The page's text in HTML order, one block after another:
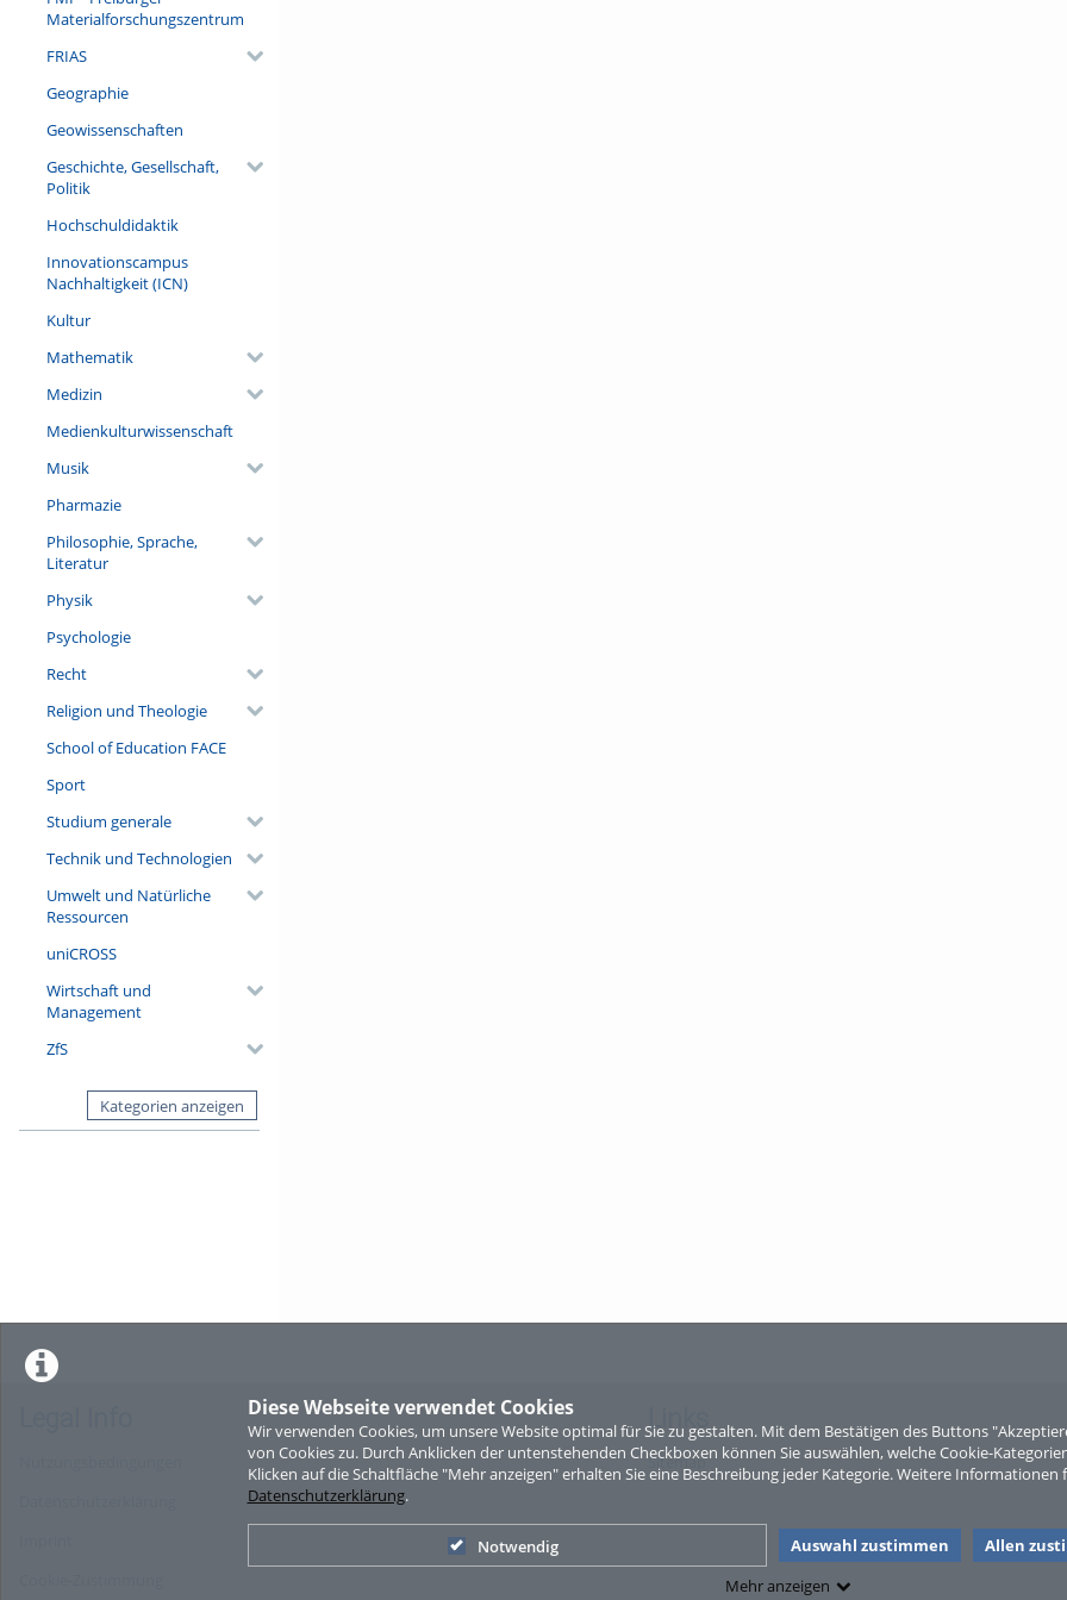
Diese Webseite verwendet Cookies
Wir verwenden Cookies, um unsere Website optimal für Sie zu gestalten. Mit dem Bestätigen des Buttons
von Cookies zu. Durch Anklicken der untenstehenden Checkboxen können Sie auswählen, welche Cookie-
Klicken auf die Schaltfläche "Mehr anzeigen" erhalten Sie eine Beschreibung jeder Kategorie. Weitere Informationen
Datenschutzerklärung.
Notwendig Auswahl zustimmen
Allen
Mehr anzeigen
Materialforschungszentrum
FRIAS
Geographie
Geowissenschaften
Geschichte, Gesellschaft,
Politik
Hochschuldidaktik
Innovationscampus
Nachhaltigkeit (ICN)
Kultur
Mathematik
Medizin
Medienkulturwissenschaft
Musik
Pharmazie
Philosophie, Sprache,
Literatur
Physik
Psychologie
Recht
Religion und Theologie
School of Education FACE
Sport
Studium generale
Technik und Technologien
Umwelt und Natürliche
Ressourcen
uniCROSS
Wirtschaft und
Management
ZfS
Kategorien anzeigen
Links
Sitemap